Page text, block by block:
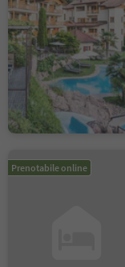
Prenotabile online